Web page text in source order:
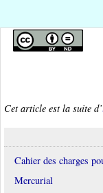
Cet article est la suite d’
Cahier des charges
Mercurial